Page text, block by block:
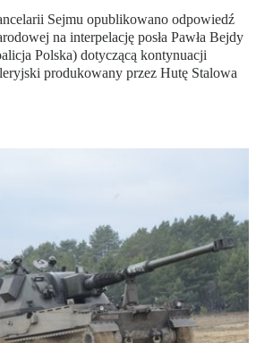
Sejmu opublikowano odpowiedź
na interpelację posła Pawła Bejdy
Polska) dotyczącą kontynuacji
produkowany przez Hutę Stalowa